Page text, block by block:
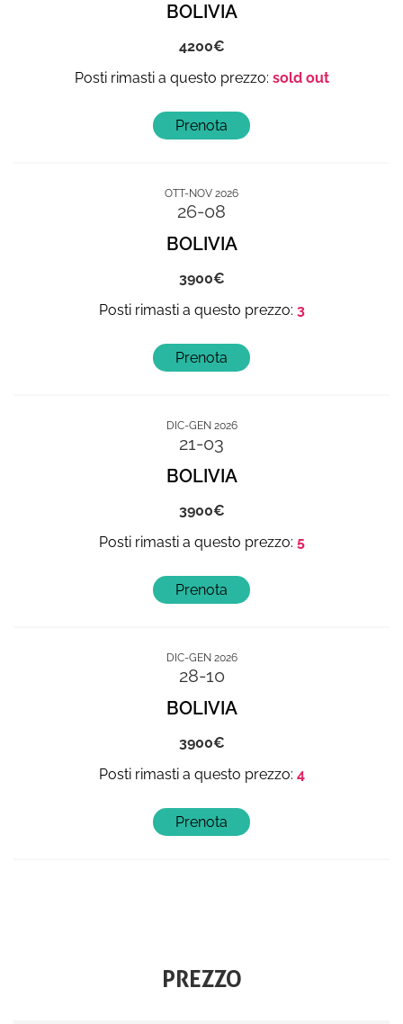
BOLIVIA
4200
sold out
OTT-NOV 2026
26-08
BOLIVIA
3900
3
DIC-GEN 2026
21-03
BOLIVIA
3900
5
DIC-GEN 2026
28-10
BOLIVIA
3900
4
PREZZO